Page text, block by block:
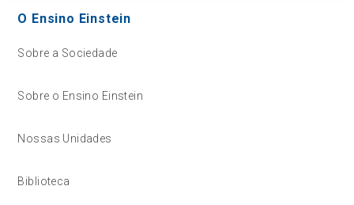
O Ensino Einstein
Sobre a Sociedade
Sobre o Ensino Einstein
Nossas Unidades
Biblioteca